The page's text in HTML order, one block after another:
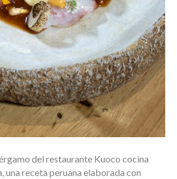
del restaurante Kuoco cocina
una receta peruana elaborada con